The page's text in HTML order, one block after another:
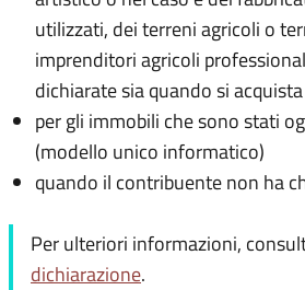
utilizzati, dei terreni agricoli o
imprenditori agricoli
dichiarate sia quando si
per gli immobili che sono stati
(modello unico informatico)
quando il contribuente non ha
Per ulteriori informazioni,
dichiarazione.